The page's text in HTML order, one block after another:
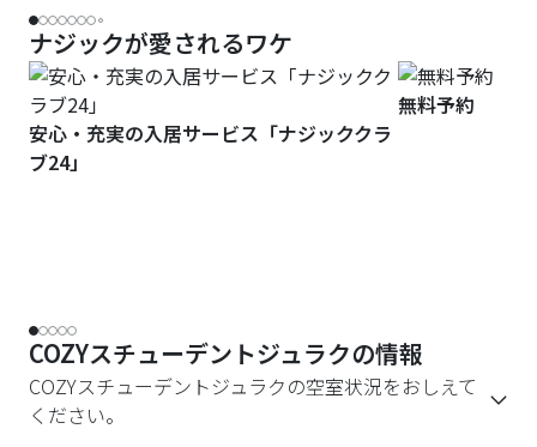
ナジックが愛されるワケ
安心・充実の入居サービス「ナジッククラ
ブ24」
無料予約
COZYスチューデントジュラクの情報
COZYスチューデントジュラクの空室状況をおしえて
ください。